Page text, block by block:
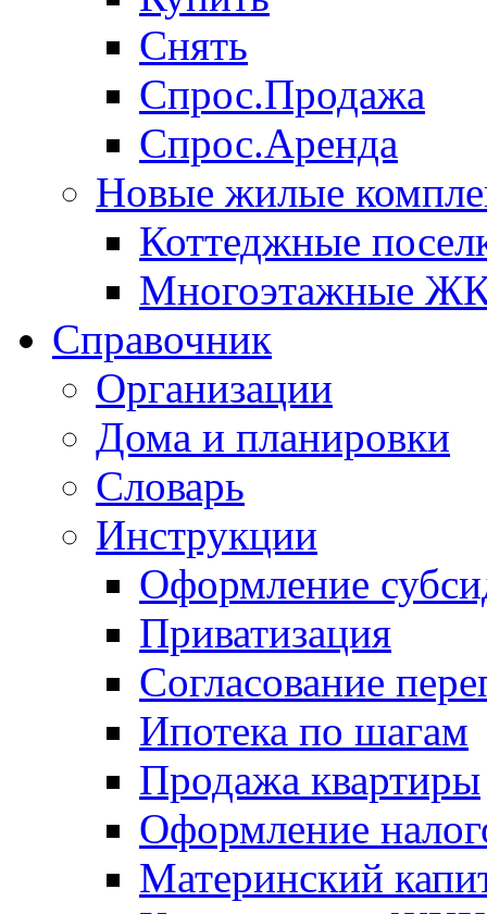
Снять
Спрос.Продажа
Спрос.Аренда
Новые жилые
Коттеджные
Многоэтажные
Справочник
Организации
Дома и планировки
Словарь
Инструкции
Оформление
Приватизация
Согласование
Ипотека по шагам
Продажа квартиры
Оформление
Материнский